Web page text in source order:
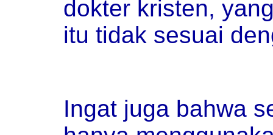
dokter kristen,
itu tidak sesuai
Ingat juga bahwa